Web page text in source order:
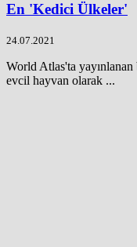
En 'Kedici Ülkeler'
24.07.2021
World Atlas'ta
evcil hayvan olarak ...